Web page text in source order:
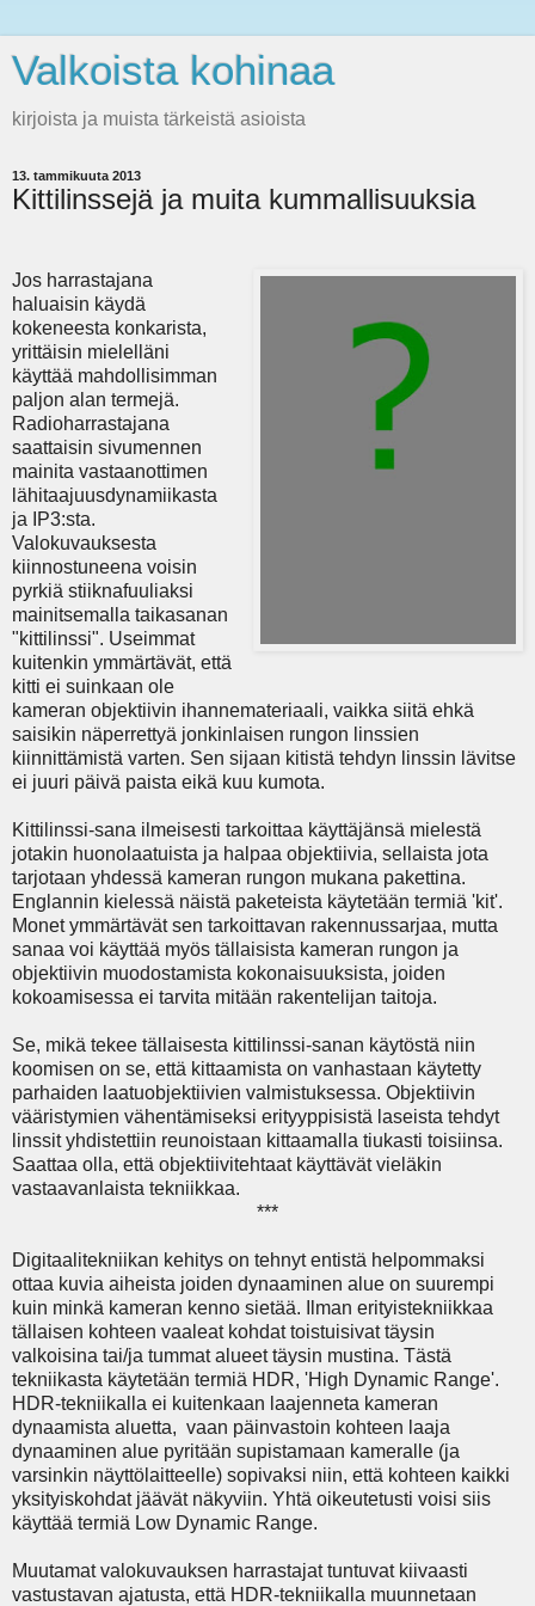
Valkoista kohinaa
kirjoista ja muista tärkeistä asioista
13. tammikuuta 2013
Kittilinssejä ja muita kummalli­suuksia
Jos harrastajana
haluaisin käydä
kokeneesta konkarista,
yrittäisin mielelläni
käyttää mahdollisimman
paljon alan termejä.
Radioharrastajana
saattaisin sivumennen
mainita vastaanottimen
lähitaajuusdynamiikasta
ja IP3:sta.
Valokuvauksesta
kiinnostuneena voisin
pyrkiä stiiknafuuliaksi
mainitsemalla taikasanan
"kittilinssi". Useimmat
kuitenkin ymmärtävät, että
kitti ei suinkaan ole
kameran objektiivin ihannemateriaali, vaikka siitä ehkä
saisikin näperrettyä jonkinlaisen rungon linssien
kiinnittämistä varten. Sen sijaan kitistä tehdyn linssin lävitse
ei juuri päivä paista eikä kuu kumota.
Kittilinssi-sana ilmeisesti tarkoittaa käyttäjänsä mielestä
jotakin huonolaatuista ja halpaa objektiivia, sellaista jota
tarjotaan yhdessä kameran rungon mukana pakettina.
Englannin kielessä näistä paketeista käytetään termiä 'kit'.
Monet ymmärtävät sen tarkoittavan rakennussarjaa, mutta
sanaa voi käyttää myös tällaisista kameran rungon ja
objektiivin muodostamista kokonaisuuksista, joiden
kokoamisessa ei tarvita mitään rakentelijan taitoja.
Se, mikä tekee tällaisesta kittilinssi-sanan käytöstä niin
koomisen on se, että kittaamista on vanhastaan käytetty
parhaiden laatuobjektiivien valmistuksessa. Objektiivin
vääristymien vähentämiseksi erityyppisistä laseista tehdyt
linssit yhdistettiin reunoistaan kittaamalla tiukasti toisiinsa.
Saattaa olla, että objektiivitehtaat käyttävät vieläkin
vastaavanlaista tekniikkaa.
***
Digitaalitekniikan kehitys on tehnyt entistä helpommaksi
ottaa kuvia aiheista joiden dynaaminen alue on suurempi
kuin minkä kameran kenno sietää. Ilman erityistekniikkaa
tällaisen kohteen vaaleat kohdat toistuisivat täysin
valkoisina tai/ja tummat alueet täysin mustina. Tästä
tekniikasta käytetään termiä HDR, 'High Dynamic Range'.
HDR-tekniikalla ei kuitenkaan laajenneta kameran
dynaamista aluetta, vaan päinvastoin kohteen laaja
dynaaminen alue pyritään supistamaan kameralle (ja
varsinkin näyttölaitteelle) sopivaksi niin, että kohteen kaikki
yksityiskohdat jäävät näkyviin. Yhtä oikeutetusti voisi siis
käyttää termiä Low Dynamic Range.
Muutamat valokuvauksen harrastajat tuntuvat kiivaasti
vastustavan ajatusta, että HDR-tekniikalla muunnetaan